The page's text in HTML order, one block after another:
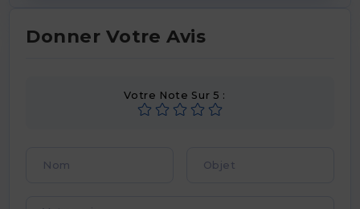
Donner Votre Avis
Votre Note Sur 5 :